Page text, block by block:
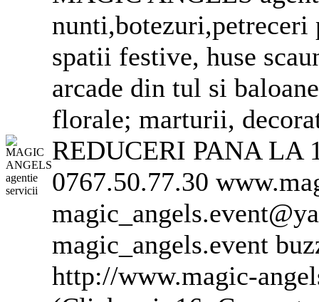
spatii festive, huse
arcade din tul si
florale; marturii,
REDUCERI PANA LA
0767.50.77.30
magic_angels.event
http://www.magic-